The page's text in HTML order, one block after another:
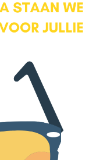
kamer met als
over het rustige
de rechterzijde een
waar je al je
bevindt zich de
toilet en een
hier voor een
touch geeft.